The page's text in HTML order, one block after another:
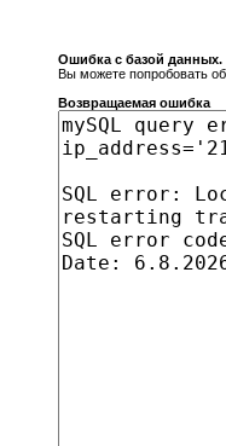
Ошибка с базой данных.
Вы можете попробовать
Возвращаемая ошибка